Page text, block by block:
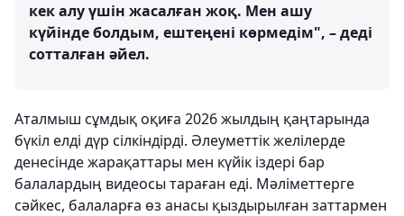
кек алу үшін жасалған жоқ. Мен ашу
күйінде болдым, ештеңені көрмедім", – деді
сотталған әйел.
Аталмыш сұмдық оқиға 2026 жылдың қаңтарында
бүкіл елді дүр сілкіндірді. Әлеуметтік желілерде
денесінде жарақаттары мен күйік іздері бар
балалардың видеосы тараған еді. Мәліметтерге
сәйкес, балаларға өз анасы қыздырылған заттармен